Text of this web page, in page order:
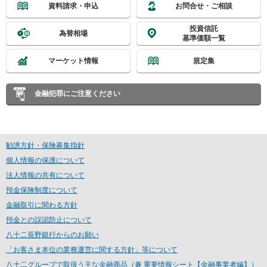
情
に
す
資料請求・申込 お問合せ・ご相談
為替相場
投資信託
基準価額一覧
マーケット情報 規定集
金融犯罪にご注意ください
勧誘方針・保険募集指針
個人情報の保護について
法人情報の共有について
預金保険制度について
金融取引に関わる方針
預金との誤認防止について
八十二長野銀行からのお願い
「お客さま本位の業務運営に関する方針」等について
八十二グループで取扱う主な金融商品（兼 重要情報シート【金融事業者編】）